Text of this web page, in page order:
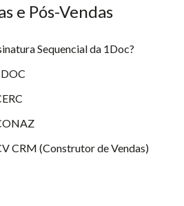
e Pós-Vendas
Sequencial da 1Doc?
CRM (Construtor de Vendas)